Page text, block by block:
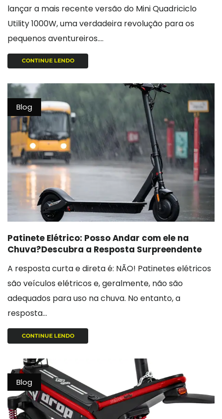
lançar a mais recente versão do Mini Quadriciclo
Utility 1000W, uma verdadeira revolução para os
pequenos aventureiros....
CONTINUE LENDO
Blog
Patinete Elétrico: Posso Andar com ele na
Chuva?Descubra a Resposta Surpreendente
A resposta curta e direta é: NÃO! Patinetes elétricos
são veículos elétricos e, geralmente, não são
adequados para uso na chuva. No entanto, a
resposta...
CONTINUE LENDO
Blog